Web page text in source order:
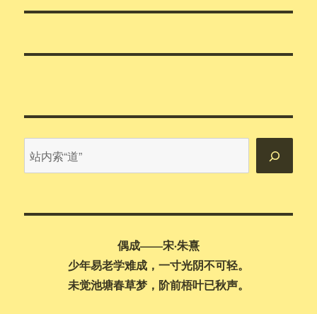
文
内
偶成——宋·朱熹
少年易老学难成，一寸光阴不可轻。
未觉池塘春草梦，阶前梧叶已秋声。